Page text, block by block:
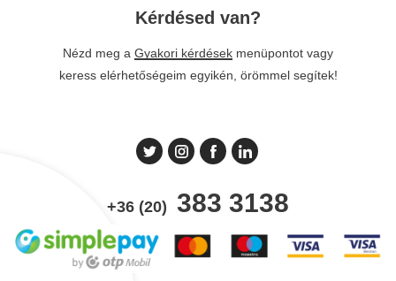
Kérdésed van?
Nézd meg a Gyakori kérdések menüpontot vagy
keress elérhetőségeim egyikén, örömmel segítek!
+36 (20) 383 3138